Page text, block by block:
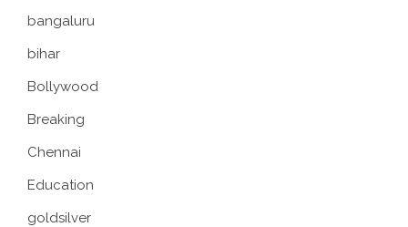
bangaluru
bihar
Bollywood
Breaking
Chennai
Education
goldsilver